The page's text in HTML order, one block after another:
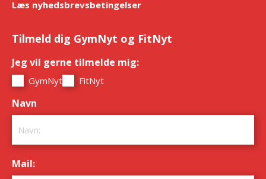
Læs nyhedsbrevsbetingelser
Tilmeld dig GymNyt og FitNyt
Jeg vil gerne tilmelde mig:
GymNyt FitNyt
Navn
Mail: